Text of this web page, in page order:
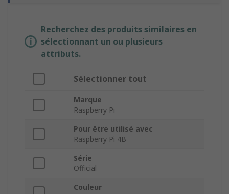
Recherchez des produits similaires en
sélectionnant un ou plusieurs
attributs.
Sélectionner tout
Marque
Raspberry Pi
Pour être utilisé avec
Raspberry Pi 4B
Série
Official
Couleur